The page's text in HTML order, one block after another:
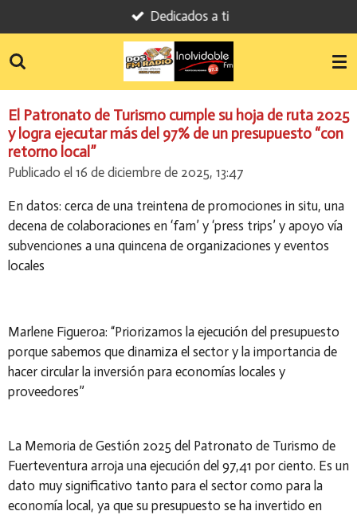
al
contenido
Dedicados a ti
El Patronato de Turismo cumple su hoja de ruta 2025
y logra ejecutar más del 97% de un presupuesto “con
retorno local”
Publicado el 16 de diciembre de 2025, 13:47
En datos: cerca de una treintena de promociones in situ, una
decena de colaboraciones en ‘fam’ y ‘press trips’ y apoyo vía
subvenciones a una quincena de organizaciones y eventos
locales
Marlene Figueroa: “Priorizamos la ejecución del presupuesto
porque sabemos que dinamiza el sector y la importancia de
hacer circular la inversión para economías locales y
proveedores”
La Memoria de Gestión 2025 del Patronato de Turismo de
Fuerteventura arroja una ejecución del 97,41 por ciento. Es un
dato muy significativo tanto para el sector como para la
economía local, ya que su presupuesto se ha invertido en